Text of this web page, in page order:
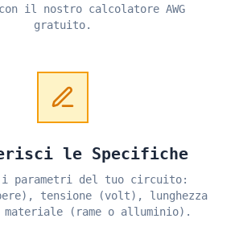
il nostro calcolatore AWG
gratuito.
le Specifiche
parametri del tuo circuito:
tensione (volt), lunghezza
materiale (rame o alluminio).